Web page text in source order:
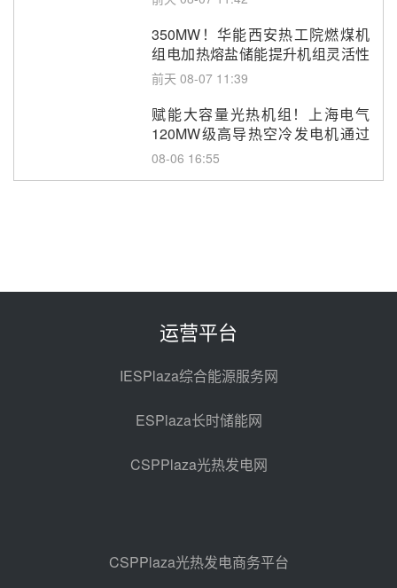
350MW！华能西安热工院燃煤机
组电加热熔盐储能提升机组灵活性
改造项目初步设计第三方评审服务
前天 08-07 11:39
赋能大容量光热机组！上海电气
120MW级高导热空冷发电机通过
型式试验
08-06 16:55
100MW光工程性能试验采购
光热示范电站二列蒸汽发生器设备
亚核阀业中标天山北麓100MW光
热发电工程EPC总承包项目熔盐截
止阀、熔盐三偏心蝶阀采购
08-05 17:15
包项目熔盐介质超声波流量计采购
08-05 17:09
运营平台
IESPlaza综合能源服务网
ESPlaza长时储能网
CSPPlaza光热发电网
CSPPlaza光热发电商务平台